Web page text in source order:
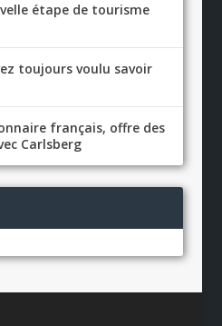
étape de tourisme
toujours voulu savoir
français, offre des
Carlsberg